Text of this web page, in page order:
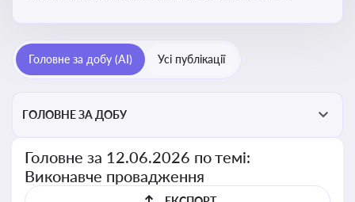
завершенню проваджень, діяльності державних і
приватних виконавців
Головне за добу (AI) Усі публікації
ГОЛОВНЕ ЗА ДОБУ
Головне за 12.06.2026 по темі:
Виконавче провадження